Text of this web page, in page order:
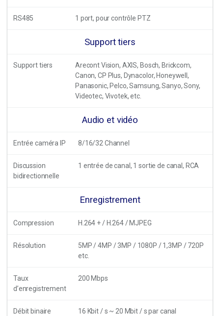
RS485 1 port, pour contrôle PTZ
Support tiers
Support tiers
Arecont Vision, AXIS, Bosch, Brickcom,
Canon, CP Plus, Dynacolor, Honeywell,
Panasonic, Pelco, Samsung, Sanyo, Sony,
Videotec, Vivotek, etc.
Audio et vidéo
Entrée caméra IP 8/16/32 Channel
Discussion
bidirectionnelle
1 entrée de canal, 1 sortie de canal, RCA
Enregistrement
Compression H.264 + / H.264 / MJPEG
Résolution 5MP /4MP / 3MP / 1080P / 1,3MP / 720P
etc.
Taux
d’enregistrement
200 Mbps
Débit binaire 16 Kbit / s ~ 20 Mbit / s par canal